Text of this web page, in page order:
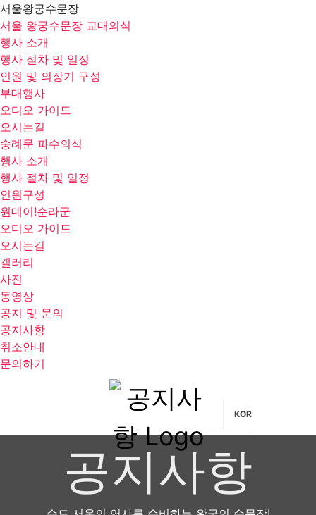
서울왕궁수문장
서울 왕궁수문장 교대의식
행사 소개
행사 절차 및 일정
인원 및 의장기 구성
부대행사
오디오 가이드
오시는길
숭례문 파수의식
행사 소개
행사 절차 및 일정
인원구성
원데이!순라군
오디오 가이드
오시는길
갤러리
사진
동영상
공지 및 문의
공지사항
취소안내
문의하기
KOR
공지사항